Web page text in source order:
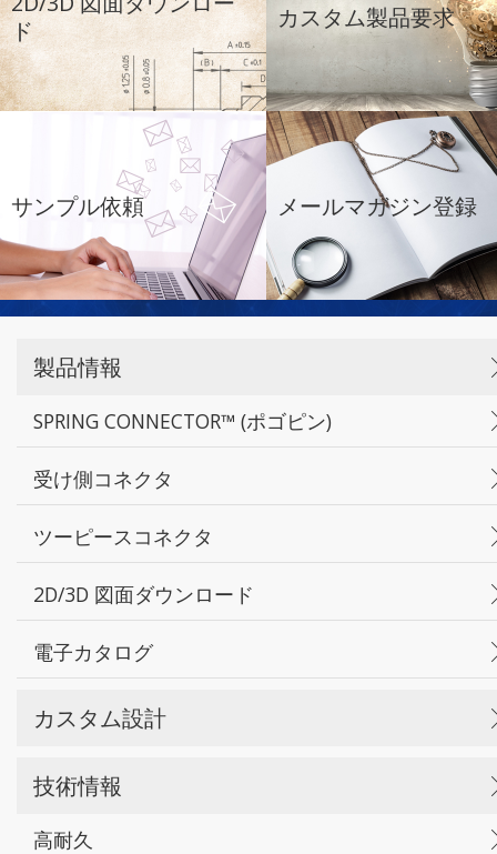
ド
カスタム製品要求
サンプル依頼 メールマガジン登録
製品情報
SPRING CONNECTOR™ (ポゴピン)
受け側コネクタ
ツーピースコネクタ
2D/3D 図面ダウンロード
電子カタログ
カスタム設計
技術情報
高耐久